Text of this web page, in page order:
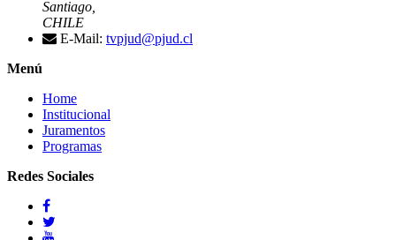
Santiago,
CHILE
E-Mail: tvpjud@pjud.cl
Menú
Home
Institucional
Juramentos
Programas
Redes Sociales